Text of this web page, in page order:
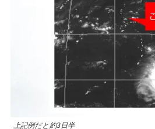
上記例だと約3日半